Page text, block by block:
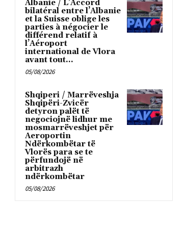
Albanie / L’Accord
bilatéral entre l’Albanie
et la Suisse oblige les
parties à négocier le
différend relatif à
l’Aéroport
international de Vlora
avant tout...
05/08/2026
Shqiperi / Marrëveshja
Shqipëri-Zvicër
detyron palët të
negociojnë lidhur me
mosmarrëveshjet për
Aeroportin
Ndërkombëtar të
Vlorës para se te
përfundojë në
arbitrazh
ndërkombëtar
05/08/2026